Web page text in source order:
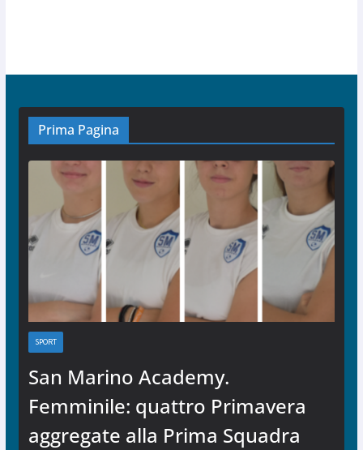
Prima Pagina
SPORT
San Marino Academy.
Femminile: quattro Primavera
aggregate alla Prima Squadra